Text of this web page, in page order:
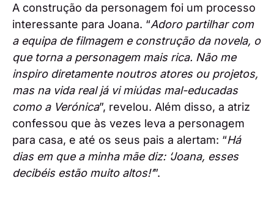
A construção da personagem foi um processo
interessante para Joana. “Adoro partilhar com
a equipa de filmagem e construção da novela, o
que torna a personagem mais rica. Não me
inspiro diretamente noutros atores ou projetos,
mas na vida real já vi miúdas mal-educadas
como a Verónica”, revelou. Além disso, a atriz
confessou que às vezes leva a personagem
para casa, e até os seus pais a alertam: “Há
dias em que a minha mãe diz: ‘Joana, esses
decibéis estão muito altos!’”.